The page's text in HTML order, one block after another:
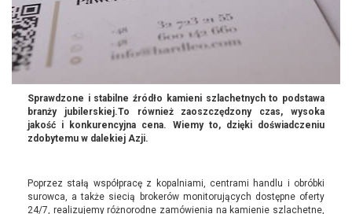
Sprawdzone i stabilne źródło kamieni szlachetnych to podstawa
branży jubilerskiej.To również zaoszczędzony czas, wysoka
jakość i konkurencyjna cena. Wiemy to, dzięki doświadczeniu
zdobytemu w dalekiej Azji.
Poprzez stałą współpracę z kopalniami, centrami handlu i obróbki
surowca, a także siecią brokerów monitorujących dostępne oferty
24/7, realizujemy różnorodne zamówienia na kamienie szlachetne,